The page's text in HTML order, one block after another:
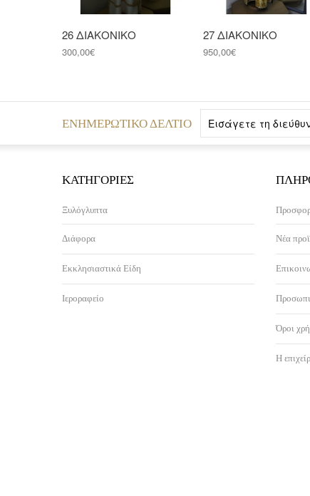
26 ΔΙΑΚΟΝΙΚΟ
300,00€
27 ΔΙΑΚΟΝΙΚΟ
950,00€
ΕΝΗΜΕΡΩΤΙΚΌ ΔΕΛΤΊΟ
ΚΑΤΗΓΟΡΊΕΣ
Ξυλόγλυπτα
Διάφορα
Εκκλησιαστικά Είδη
Ιεροραφείο
Νέα
Όροι
Η